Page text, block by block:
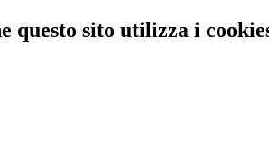
sito utilizza i